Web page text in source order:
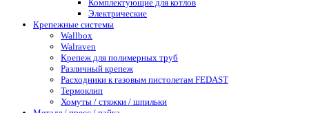
Комплектующие для котлов
Электрические
Крепежные системы
Wallbox
Walraven
Крепеж для полимерных труб
Различный крепеж
Расходники к газовым пистолетам FEDAST
Термоклип
Хомуты / стяжки / шпильки